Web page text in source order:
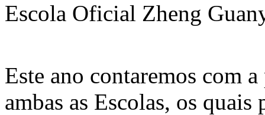
Escola Oficial Zheng
Este ano contaremos com
ambas as Escolas, os